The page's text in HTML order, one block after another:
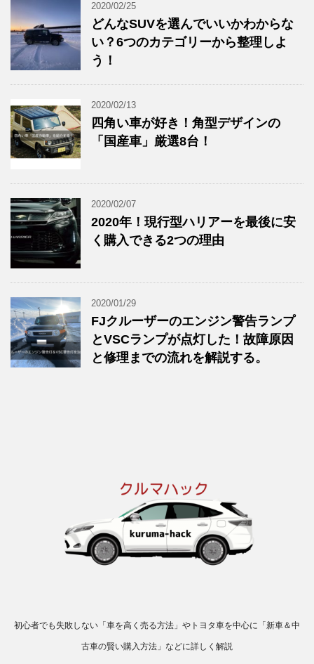
2020/02/25
どんなSUVを選んでいいかわからな
い？6つのカテゴリーから整理しよ
う！
2020/02/13
四角い車が好き！角型デザインの
「国産車」厳選8台！
2020/02/07
2020年！現行型ハリアーを最後に安
く購入できる2つの理由
2020/01/29
FJクルーザーのエンジン警告ランプ
とVSCランプが点灯した！故障原因
と修理までの流れを解説する。
初心者でも失敗しない「車を高く売る方法」やトヨタ車を中心に「新車＆中
古車の賢い購入方法」などに詳しく解説